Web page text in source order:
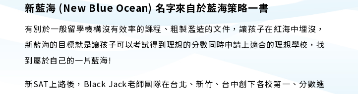
新藍海 (New Blue Ocean) 名字來自於藍海策略一書
有別於一般留學機構沒有效率的課程、粗製濫造的文件，讓孩子在紅海中埋沒，
新藍海的目標就是讓孩子可以考試得到理想的分數同時申請上適合的理想學校，找
到屬於自己的一片藍海!
新SAT上路後，Black Jack老師團隊在台北、新竹、台中創下各校第一、分數進